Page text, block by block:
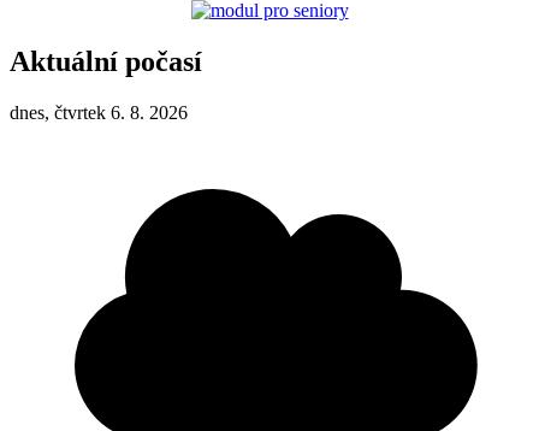
Aktuální počasí
dnes, čtvrtek 6. 8. 2026